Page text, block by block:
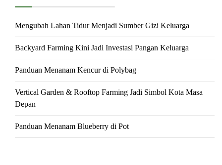
Mengubah Lahan Tidur Menjadi Sumber Gizi Keluarga
Backyard Farming Kini Jadi Investasi Pangan Keluarga
Panduan Menanam Kencur di Polybag
Vertical Garden & Rooftop Farming Jadi Simbol Kota Masa
Depan
Panduan Menanam Blueberry di Pot